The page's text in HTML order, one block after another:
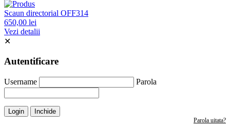
Scaun directorial OFF314
650,00 lei
Vezi detalii
✕
Autentificare
Username Parola
Login Inchide
Parola uitata?